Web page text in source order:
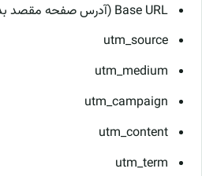
Base URL (آدرس صفحه مقصد بدون پارامتر)
utm_source
utm_medium
utm_campaign
utm_content
utm_term